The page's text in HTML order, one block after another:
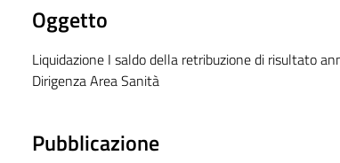
Oggetto
Liquidazione I saldo della retribuzione di risultato
Dirigenza Area Sanità
Pubblicazione